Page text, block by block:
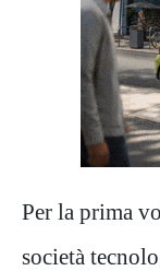
Per la prima
società